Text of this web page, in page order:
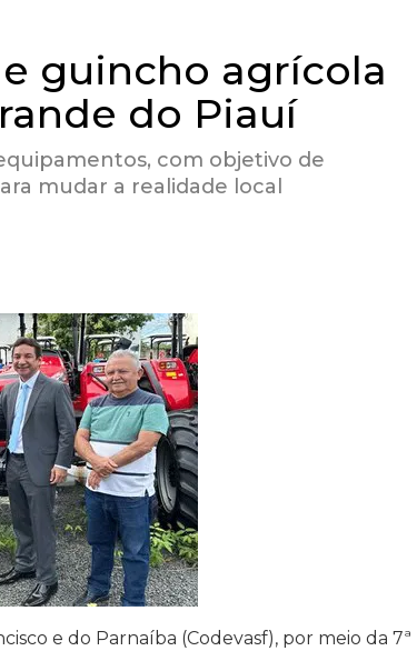
guincho agrícola
do Piauí
com objetivo de
mudar a realidade local
e do Parnaíba (Codevasf), por meio da 7ª